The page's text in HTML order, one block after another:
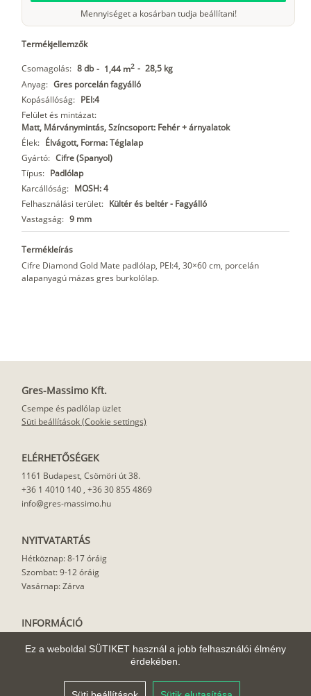
Ez a weboldal SÜTIKET használ a jobb felhasználói élmény
érdekében.
Mennyiséget a kosárban tudja beállítani!
Termékjellemzők
Csomagolás: 8 db - 1,44 m2 - 28,5 kg
Anyag: Gres porcelán fagyálló
Kopásállóság: PEI:4
Felület és mintázat:
Matt, Márványmintás, Színcsoport: Fehér + árnyalatok
Élek: Élvágott, Forma: Téglalap
Gyártó: Cifre (Spanyol)
Típus: Padlólap
Karcállóság: MOSH: 4
Felhasználási terület: Kültér és beltér - Fagyálló
Vastagság: 9 mm
Termékleírás
Cifre Diamond Gold Mate padlólap, PEI:4, 30×60 cm, porcelán
alapanyagú mázas gres burkolólap.
Gres-Massimo Kft.
Csempe és padlólap üzlet
Süti beállítások (Cookie settings)
ELÉRHETŐSÉGEK
1161 Budapest, Csömöri út 38.
+36 1 4010 140 , +36 30 855 4869
info@gres-massimo.hu
NYITVATARTÁS
Hétköznap: 8-17 óráig
Szombat: 9-12 óráig
Vasárnap: Zárva
INFORMÁCIÓ
Felhasználási javaslat